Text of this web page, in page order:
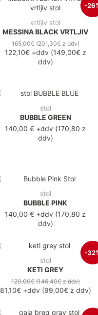
-
vrtljiv stol
MESSINA BLACK VRTLJIV
165,00€(201,30€z ddv)
122,10€+ddv(149,00€z
ddv)
stol
BUBBLE GREEN
140,00 € +ddv (170,80 z
ddv)
stol
BUBBLE PINK
140,00 € +ddv (170,80 z
ddv)
-
stol
KETI GREY
120,00€(146,40€z ddv)
81,10€+ddv(99,00€z ddv)